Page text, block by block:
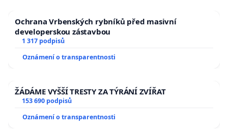
Ochrana Vrbenských rybníků před masivní
developerskou zástavbou
1 317 podpisů
Oznámení o transparentnosti
ŽÁDÁME VYŠŠÍ TRESTY ZA TÝRÁNÍ ZVÍŘAT
153 690 podpisů
Oznámení o transparentnosti